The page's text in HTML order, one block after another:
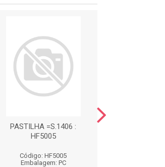
PASTILHA =S.1406 :
HF5005
Código: HF5005
Embalagem: PC